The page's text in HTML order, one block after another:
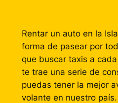
Rentar un auto en la
forma de pasear por
que buscar taxis a
te trae una serie de
puedas tener la mejor
volante en nuestro país.